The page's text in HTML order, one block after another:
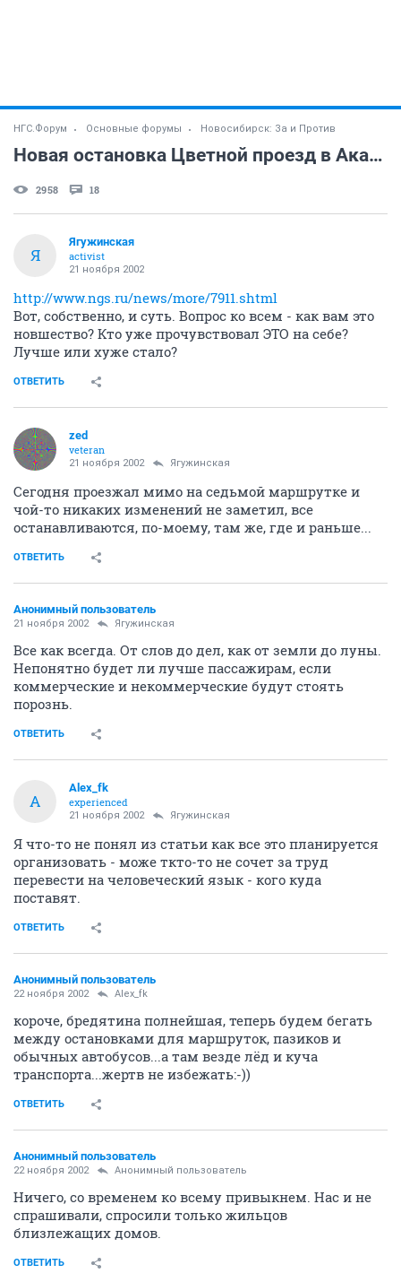
НГС.Форум Основные форумы Новосибирск: За и Против
Новая остановка Цветной проезд в Академе
2958 18
Я
Ягужинская
activist
21 ноября 2002
http://www.ngs.ru/news/more/7911.shtml
Вот, собственно, и суть. Вопрос ко всем - как вам это
новшество? Кто уже прочувствовал ЭТО на себе?
Лучше или хуже стало?
ОТВЕТИТЬ
zed
veteran
21 ноября 2002 Ягужинская
Сегодня проезжал мимо на седьмой маршрутке и
чой-то никаких изменений не заметил, все
останавливаются, по-моему, там же, где и раньше...
ОТВЕТИТЬ
Анонимный пользователь
21 ноября 2002 Ягужинская
Все как всегда. От слов до дел, как от земли до луны.
Непонятно будет ли лучше пассажирам, если
коммерческие и некоммерческие будут стоять
порознь.
ОТВЕТИТЬ
A
Alex_fk
experienced
21 ноября 2002 Ягужинская
Я что-то не понял из статьи как все это планируется
организовать - може ткто-то не сочет за труд
перевести на человеческий язык - кого куда
поставят.
ОТВЕТИТЬ
Анонимный пользователь
22 ноября 2002 Alex_fk
короче, бредятина полнейшая, теперь будем бегать
между остановками для маршруток, пазиков и
обычных автобусов...а там везде лёд и куча
транспорта...жертв не избежать:-))
ОТВЕТИТЬ
Анонимный пользователь
22 ноября 2002 Анонимный пользователь
Ничего, со временем ко всему привыкнем. Нас и не
спрашивали, спросили только жильцов
близлежащих домов.
ОТВЕТИТЬ